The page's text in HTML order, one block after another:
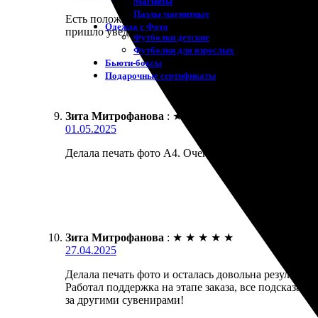
Пазлы магнитные
Одежда с Фото
Футболки детские
Футболки для взрослых
Бьюти-боксы
Подарочные сертификаты
Есть положительный опыт. Заказал печать фото
пришло уведомление о готовности. Забрал –
Зита Митрофанова : ★
01.05.2025
Делала печать фото А4. Очень удобно оформлять
Зита Митрофанова : ★ ★ ★ ★ ★
27.04.2025
Делала печать фото и осталась довольна
Работал поддержка на этапе заказа, все
за другими сувенирами!